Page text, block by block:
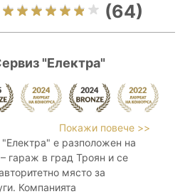
(64)
"Електра"
Покажи повече >>
е разположен на
гараж в град Троян и се
място за
Компанията